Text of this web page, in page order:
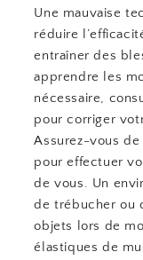
Une mauvaise
réduire
entraîner des
apprendre les
nécessaire,
pour corriger
Assurez-vous de
pour effectuer
de vous. Un
de trébucher ou
objets lors de
élastiques de